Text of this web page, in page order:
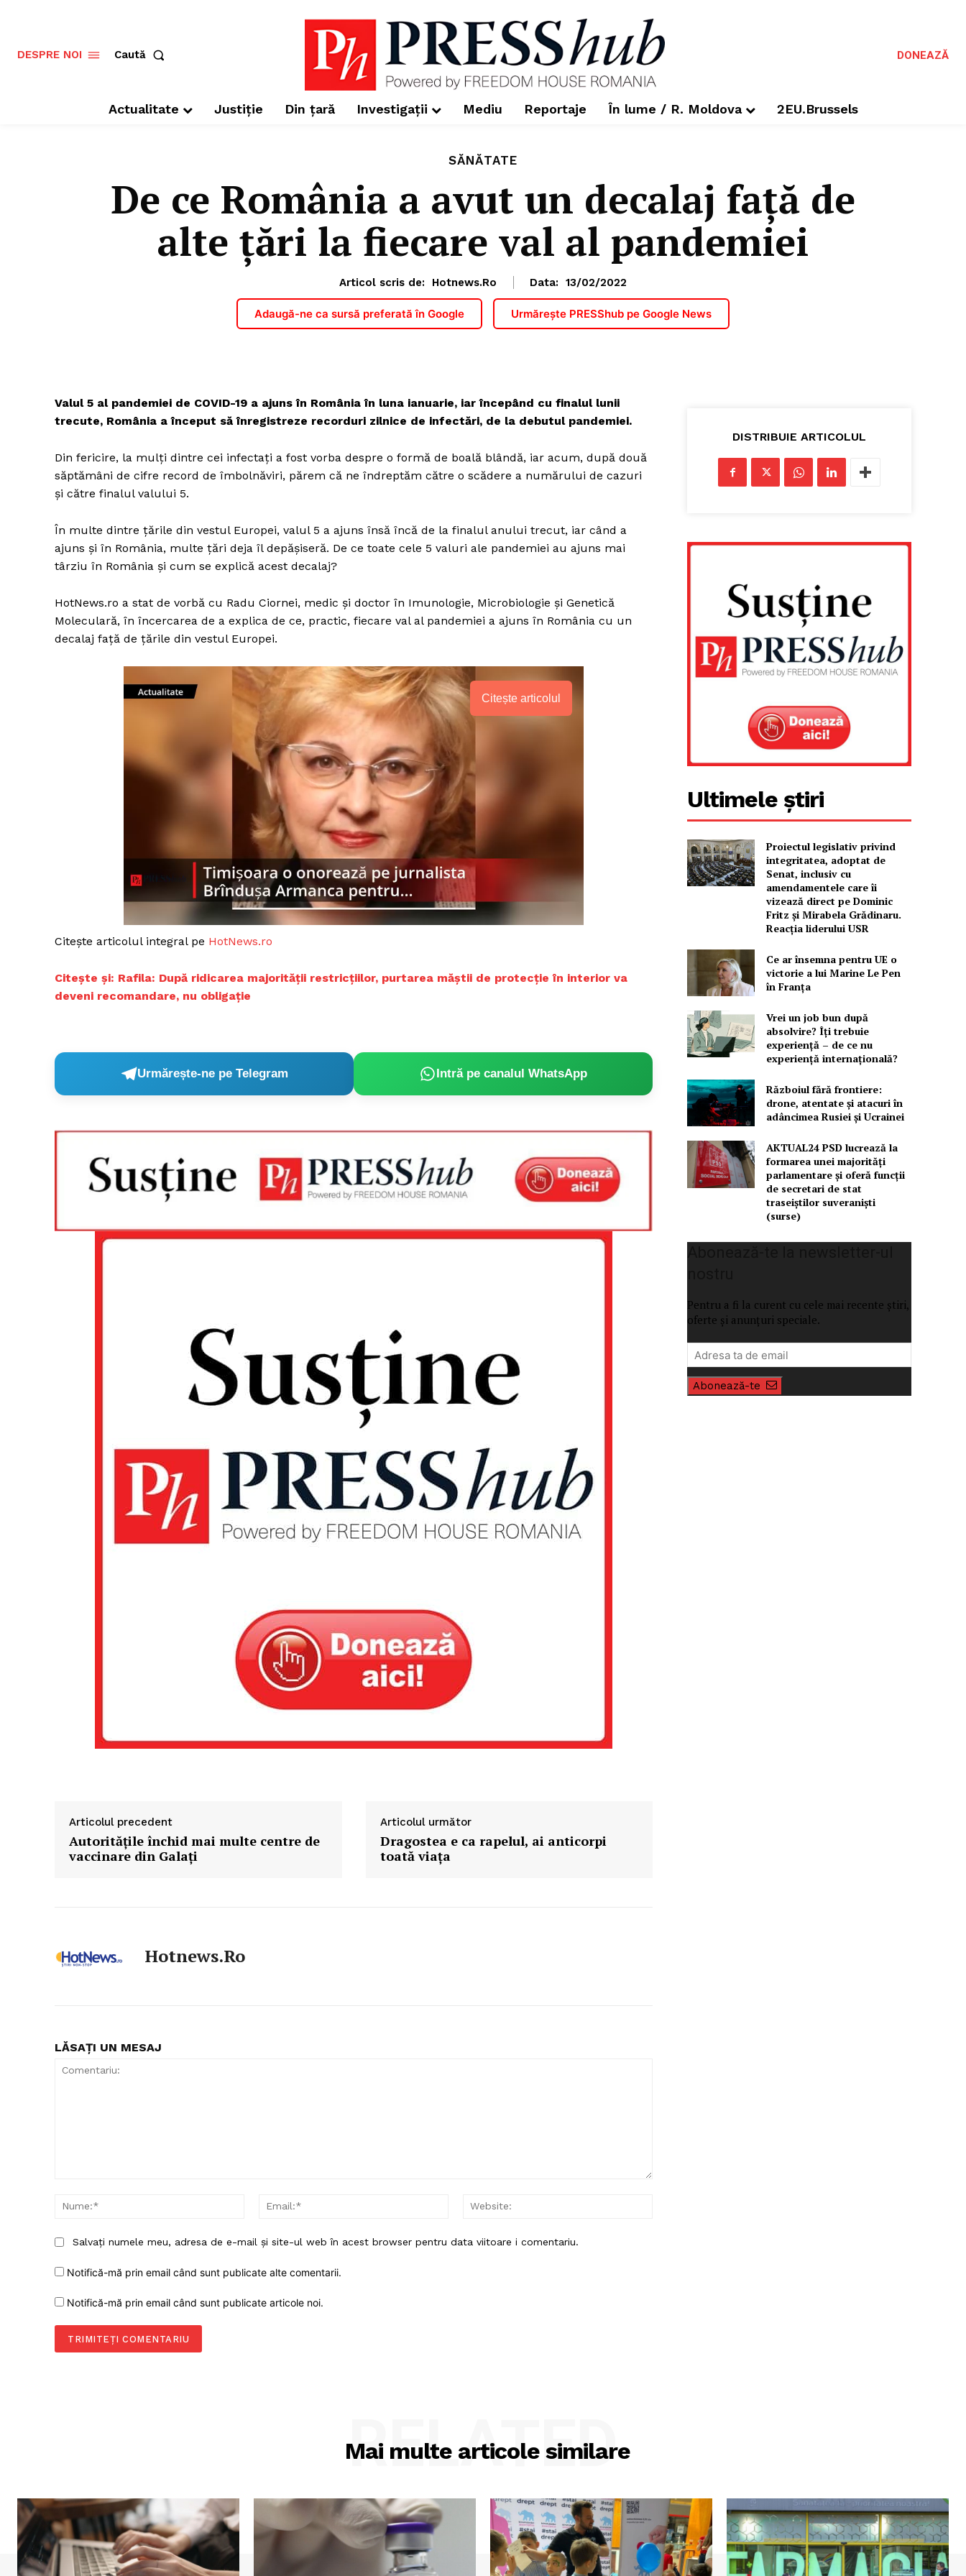
Un proiect
FREEDOM HOUSE
ROMÂNIA
Rețea
Contact
DESPRE NOI Caută DONEAZĂ
Actualitate Justiție Din țară Investigații Mediu Reportaje În lume / R. Moldova 2EU.Brussels
SĂNĂTATE
De ce România a avut un decalaj față de
alte țări la fiecare val al pandemiei
Articol scris de: Hotnews.ro Data: 13/02/2022
Adaugă-ne ca sursă preferată în Google Urmărește PRESShub pe Google News
Valul 5 al pandemiei de COVID-19 a ajuns în România în luna ianuarie, iar începând cu finalul lunii
trecute, România a început să înregistreze recorduri zilnice de infectări, de la debutul pandemiei.
Din fericire, la mulți dintre cei infectați a fost vorba despre o formă de boală blândă, iar acum, după două
săptămâni de cifre record de îmbolnăviri, părem că ne îndreptăm către o scădere a numărului de cazuri
și către finalul valului 5.
În multe dintre țările din vestul Europei, valul 5 a ajuns însă încă de la finalul anului trecut, iar când a
ajuns și în România, multe țări deja îl depășiseră. De ce toate cele 5 valuri ale pandemiei au ajuns mai
târziu în România și cum se explică acest decalaj?
HotNews.ro a stat de vorbă cu Radu Ciornei, medic și doctor în Imunologie, Microbiologie și Genetică
Moleculară, în încercarea de a explica de ce, practic, fiecare val al pandemiei a ajuns în România cu un
decalaj față de țările din vestul Europei.
Citește articolul
Citește articolul integral pe HotNews.ro
Citește și: Rafila: După ridicarea majorităţii restricţiilor, purtarea măştii de protecţie în interior va
deveni recomandare, nu obligaţie
Urmărește-ne pe Telegram Intră pe canalul WhatsApp
Articolul precedent
Autoritățile închid mai multe centre de
vaccinare din Galați
Articolul următor
Dragostea e ca rapelul, ai anticorpi
toată viața
Hotnews.ro
LĂSAȚI UN MESAJ
Nume:*
Email:*
Salvați numele meu, adresa de e-mail și site-ul web în acest browser pentru data viitoare i comentariu.
Notifică-mă prin email când sunt publicate alte comentarii.
Notifică-mă prin email când sunt publicate articole noi.
DISTRIBUIE ARTICOLUL
Ultimele știri
Proiectul legislativ privind
integritatea, adoptat de
Senat, inclusiv cu
amendamentele care îi
vizează direct pe Dominic
Fritz și Mirabela Grădinaru.
Reacția liderului USR
Ce ar însemna pentru UE o
victorie a lui Marine Le Pen
în Franța
Vrei un job bun după
absolvire? Îți trebuie
experiență – de ce nu
experiență internațională?
Războiul fără frontiere:
drone, atentate și atacuri în
adâncimea Rusiei și Ucrainei
AKTUAL24 PSD lucrează la
formarea unei majorităţi
parlamentare și oferă funcții
de secretari de stat
traseiștilor suveraniști
(surse)
Pentru a fi la curent cu cele mai recente știri,
oferte și anunțuri speciale.
Abonează-te
Mai multe articole similare
RELATED